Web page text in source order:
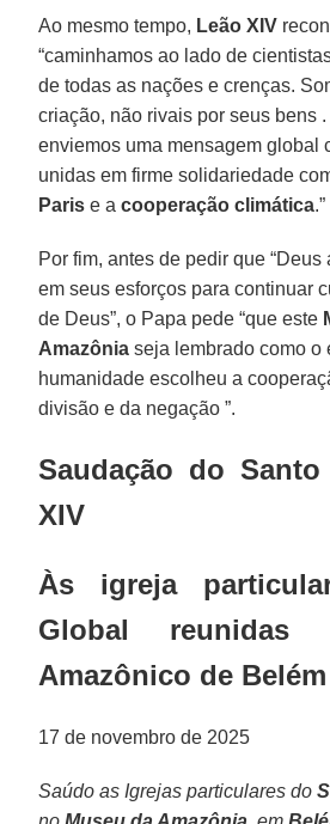
Ao mesmo tempo, Leão XIV
“caminhamos ao lado de
de todas as nações e crenças.
criação, não rivais por seus bens
enviemos uma mensagem global
unidas em firme solidariedade
Paris e a cooperação climática.”
Por fim, antes de pedir que
em seus esforços para continuar
de Deus”, o Papa pede “que este
Amazônia seja lembrado como o
humanidade escolheu a
divisão e da negação ”.
Saudação do
XIV
Às igreja
Global reunidas
Amazônico de Belém
17 de novembro de 2025
Saúdo as Igrejas particulares do